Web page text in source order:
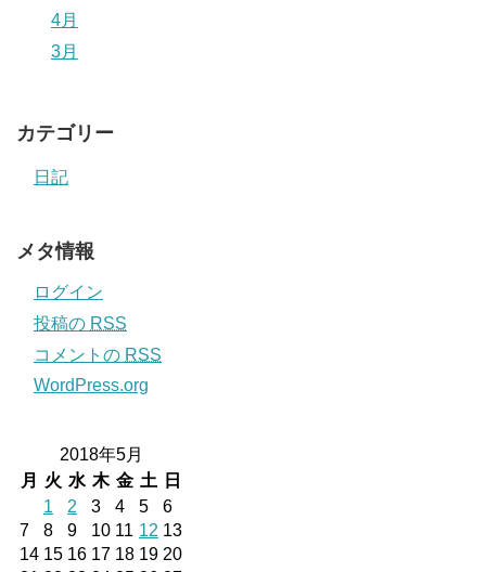
4月
3月
カテゴリー
日記
メタ情報
ログイン
投稿の RSS
コメントの RSS
WordPress.org
2018年5月
月
火 水 木 金 土
日
1
2 3 4 5
6
7
8 9 10 11 12 13
14 15 16 17 18 19 20